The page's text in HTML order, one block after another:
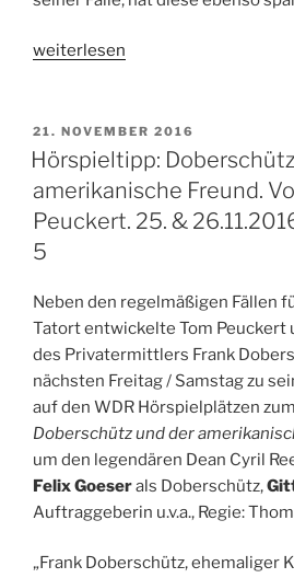
„Hörspieltipp:
und
das
Geheimnis
weißen
Bandes.
23.12.2016,
WDR
3“
weiterlesen
VERÖFFENTLICHT
AM
21. NOVEMBER 2016
Hörspieltipp:
amerikanische Freund.
Peuckert. 25. &
5
Neben den regelmäßigen Fällen
Tatort entwickelte Tom Peuckert
des Privatermittlers Frank
nächsten Freitag / Samstag zu
auf den WDR Hörspielplätzen
Doberschütz und der
um den legendären Dean Cyril
Felix Goeserals Doberschütz,
Auftraggeberin u.v.a., Regie:
„Frank Doberschütz, ehemaliger